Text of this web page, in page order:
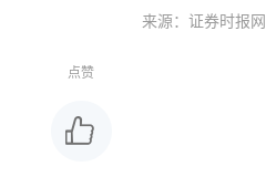
来源：证券时报网
点赞